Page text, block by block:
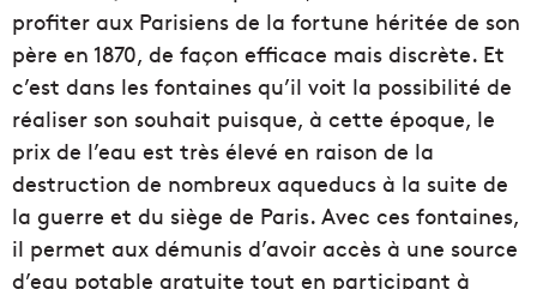
profiter aux Parisiens de la fortune héritée de son
père en 1870, de façon efficace mais discrète. Et
c’est dans les fontaines qu’il voit la possibilité de
réaliser son souhait puisque, à cette époque, le
prix de l’eau est très élevé en raison de la
destruction de nombreux aqueducs à la suite de
la guerre et du siège de Paris. Avec ces fontaines,
il permet aux démunis d’avoir accès à une source
d’eau potable gratuite tout en participant à